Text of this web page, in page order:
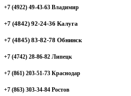
+7 (4922) 49-43-63 Владимир
+7 (4842) 92-24-36 Калуга
+7 (4845) 83-82-78 Обнинск
+7 (4742) 28-86-82 Липецк
+7 (861) 203-51-73 Краснодар
+7 (863) 303-34-84 Ростов